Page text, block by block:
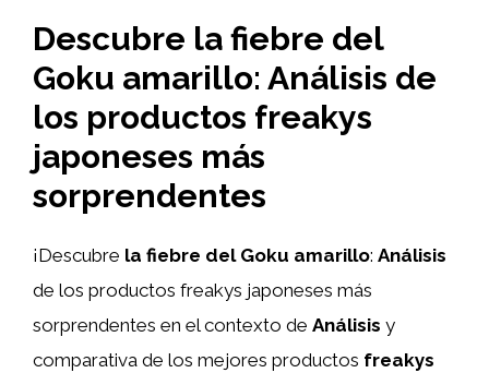
Descubre la fiebre del
Goku amarillo: Análisis de
los productos freakys
japoneses más
sorprendentes
¡Descubre la fiebre del Goku amarillo: Análisis
de los productos freakys japoneses más
sorprendentes en el contexto de Análisis y
comparativa de los mejores productos freakys